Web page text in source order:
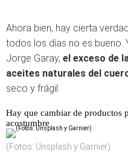
Ahora bien, hay cierta
todos los días no es bueno.
Jorge Garay, el exceso de
aceites naturales del
seco y frágil.
Hay que cambiar de productos
acostumbre
(Fotos: Unsplash y Garnier)